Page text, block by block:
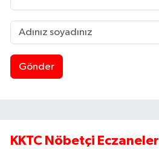
Gönder
KKTC Nöbetçi Eczaneler